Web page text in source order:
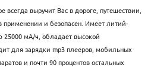
всегда выручит Вас в дороге, путешествии,
применении и безопасен. Имеет литий-
25000 мА/ч, обладает высокой
для зарядки mp3 плееров, мобильных
и почти 90 процентов остальных